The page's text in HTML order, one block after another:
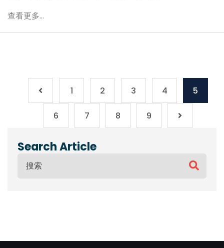
查看更多...
1 2 3 4 5
6 7 8 9
Search Article